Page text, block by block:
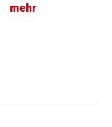
mehr